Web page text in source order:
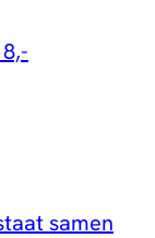
samen